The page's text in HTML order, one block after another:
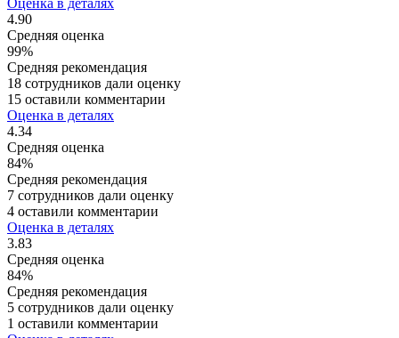
4.90
Средняя оценка
99%
Средняя рекомендация
18 сотрудников дали оценку
15 оставили комментарии
Оценка в деталях
4.34
Средняя оценка
84%
Средняя рекомендация
7 сотрудников дали оценку
4 оставили комментарии
Оценка в деталях
3.83
Средняя оценка
84%
Средняя рекомендация
5 сотрудников дали оценку
1 оставили комментарии